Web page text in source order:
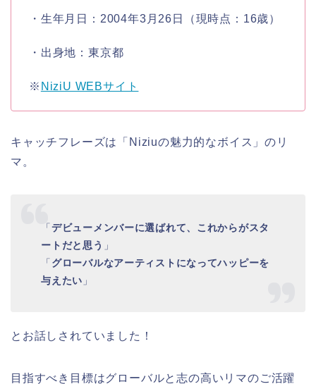
・生年月日： 2004年3月26日 （現時点：16歳）
・出身地： 東京都
※ NiziU WEBサイト
キャッチフレーズは「 Niziuの魅力的なボイス 」の リ
マ 。
「 デビューメンバーに選ばれて、これからがスタ
ートだと思う 」
「 グローバルなアーティストになってハッピーを
与えたい 」
とお話しされていました！
目指すべき目標はグローバルと志の高い リマのご活躍